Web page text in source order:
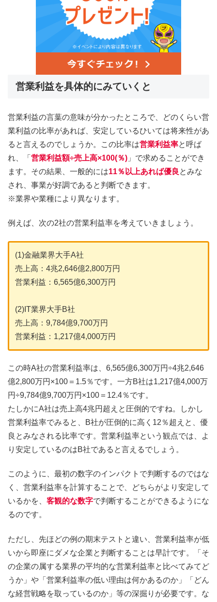
営業利益を具体的にみていくと
営業利益の言葉の意味が分かったところで、どのくらい営
業利益の比率があれば、安定しているひいては将来性があ
ると言えるのでしょうか。この比率は営業利益率と呼ば
れ、「 営業利益額÷売上高×100(％) 」で求めることができ
ます。その結果、一般的には11％以上あれば優良 とみな
され、事業が好調であると判断できます。
※業界や業種により異なります。
例えば、次の2社の営業利益率を考えていきましょう。
(1)金融業界大手A社
売上高：4兆2,646億2,800万円
営業利益：6,565億6,300万円
(2)IT業界大手B社
売上高：9,784億9,700万円
営業利益：1,217億4,000万円
この時A社の営業利益率は、6,565億6,300万円÷4兆2,646
億2,800万円×100＝1.5％です。一方B社は1,217億4,000万
円÷9,784億9,700万円×100＝12.4％です。
たしかにA社は売上高4兆円超えと圧倒的ですね。しかし
営業利益率でみると、B社が圧倒的に高く12％超えと、優
良とみなされる比率です。営業利益率という観点では、よ
り安定しているのはB社であると言えるでしょう。
このように、最初の数字のインパクトで判断するのではな
く、営業利益率を計算することで、どちらがより安定して
いるかを、 客観的な数字で判断することができるようにな
るのです。
ただし、先ほどの例の期末テストと違い、営業利益率が低
いから即座にダメな企業と判断することは早計です。「そ
の企業の属する業界の平均的な営業利益率と比べてみてど
うか」や「営業利益率の低い理由は何かあるのか」「どん
な経営戦略を取っているのか」等の深掘りが必要です。な